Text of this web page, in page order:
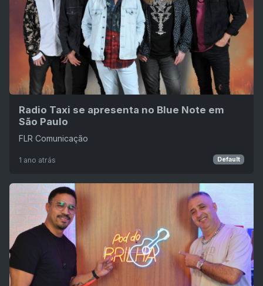
Radio Taxi se apresenta no Blue Note em
São Paulo
FLR Comunicação
1 ano atrás Default